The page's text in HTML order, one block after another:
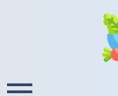
/ звуження
енергії, уваги